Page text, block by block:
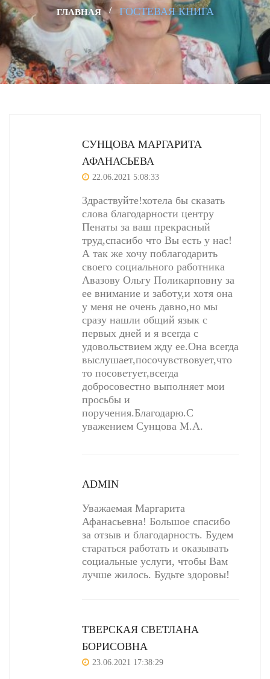
ГЛАВНАЯ ГОСТЕВАЯ КНИГА
СУНЦОВА МАРГАРИТА
АФАНАСЬЕВА
22.06.2021 5:08:33
Здраствуйте!хотела бы сказать
слова благодарности центру
Пенаты за ваш прекрасный
труд,спасибо что Вы есть у нас!
А так же хочу поблагодарить
своего социального работника
Авазову Ольгу Поликарповну за
ее внимание и заботу,и хотя она
у меня не очень давно,но мы
сразу нашли общий язык с
первых дней и я всегда с
удовольствием жду ее.Она всегда
выслушает,посочувствовует,что
то посоветует,всегда
добросовестно выполняет мои
просьбы и
поручения.Благодарю.С
уважением Сунцова М.А.
ADMIN
Уважаемая Маргарита
Афанасьевна! Большое спасибо
за отзыв и благодарность. Будем
стараться работать и оказывать
социальные услуги, чтобы Вам
лучше жилось. Будьте здоровы!
ТВЕРСКАЯ СВЕТЛАНА
БОРИСОВНА
23.06.2021 17:38:29